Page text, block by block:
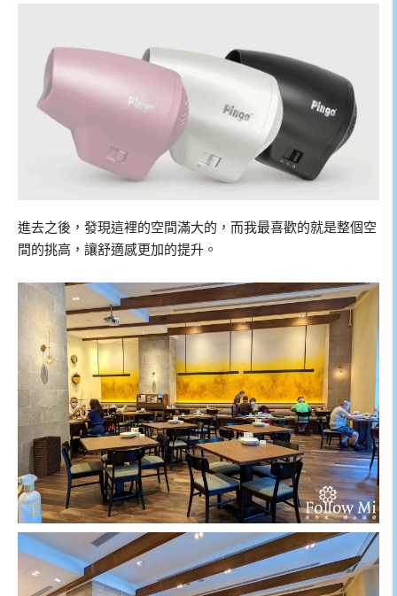
進去之後，發現這裡的空間滿大的，而我最喜歡的就是整個空
間的挑高，讓舒適感更加的提升。